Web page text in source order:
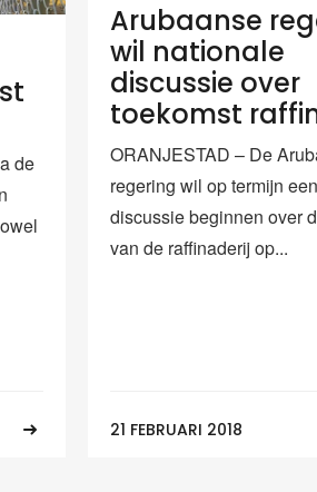
de
Arubaanse
wil nationale
discussie over
toekomst
ORANJESTAD – De
regering wil op termijn
discussie beginnen over
van de raffinaderij op...
21 FEBRUARI 2018